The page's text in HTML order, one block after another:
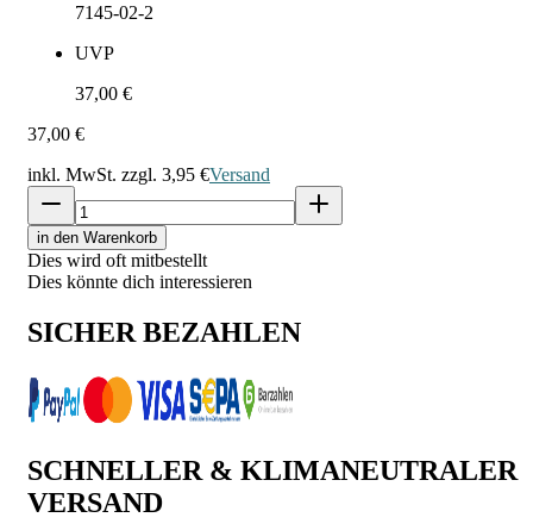
7145-02-2
UVP
37,00 €
37,00 €
inkl. MwSt. zzgl. 3,95 €Versand
in den Warenkorb
Dies wird oft mitbestellt
Dies könnte dich interessieren
SICHER BEZAHLEN
SCHNELLER & KLIMANEUTRALER
VERSAND